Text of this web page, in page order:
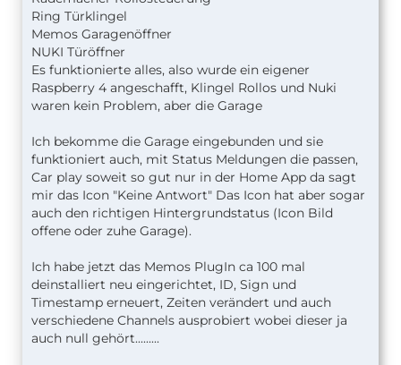
Ring Türklingel
Memos Garagenöffner
NUKI Türöffner
Es funktionierte alles, also wurde ein eigener
Raspberry 4 angeschafft, Klingel Rollos und Nuki
waren kein Problem, aber die Garage
Ich bekomme die Garage eingebunden und sie
funktioniert auch, mit Status Meldungen die passen,
Car play soweit so gut nur in der Home App da sagt
mir das Icon "Keine Antwort" Das Icon hat aber sogar
auch den richtigen Hintergrundstatus (Icon Bild
offene oder zuhe Garage).
Ich habe jetzt das Memos PlugIn ca 100 mal
deinstalliert neu eingerichtet, ID, Sign und
Timestamp erneuert, Zeiten verändert und auch
verschiedene Channels ausprobiert wobei dieser ja
auch null gehört.........